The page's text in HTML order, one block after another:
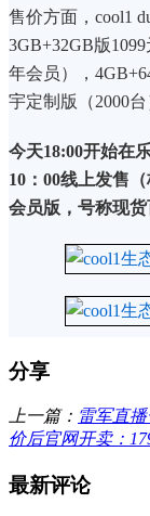
售价方面，cool1
3GB+32GB版
年会员），
宇定制版（2000台
今天18:00开始在
10：00线上发售
会员版，号称现货
分享
上一篇： 雷军直
价后官网开卖：
最新评论